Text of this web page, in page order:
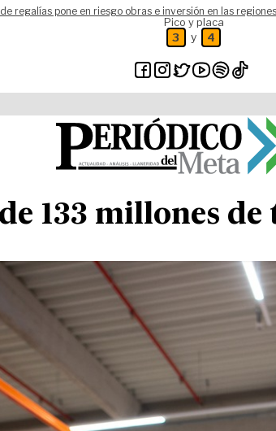
regalías pone en riesgo obras e inversión en las regiones
Pico y placa
3 y 4
133 millones de